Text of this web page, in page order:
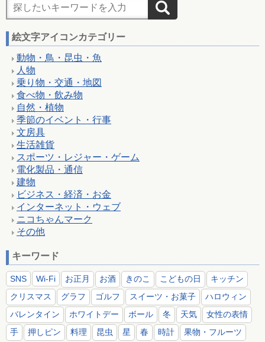
絵文字アイコンカテゴリー
動物・鳥・昆虫・魚
人物
乗り物・交通・地図
食べ物・飲み物
自然・植物
季節のイベント・行事
文房具
生活雑貨
スポーツ・レジャー・ゲーム
電化製品・通信
建物
ビジネス・経済・お金
インターネット・ウェブ
ニコちゃんマーク
その他
キーワード
SNS Wi-Fi お正月 お酒 きのこ こどもの日
キッチン
クリスマス
グラフ ゴルフ スイーツ・お菓子
ハロウィン
バレンタイン
ホワイトデー ボール 冬 天気
女性の表情
手
押しピン 料理 昆虫 星 春 時計 果物・フルーツ